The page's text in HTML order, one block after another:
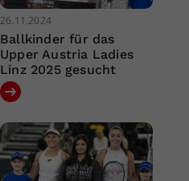
26.11.2024
Ballkinder für das
Upper Austria Ladies
Linz 2025 gesucht